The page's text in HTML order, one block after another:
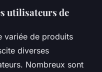
utilisateurs de
variée de produits
diverses
Nombreux sont